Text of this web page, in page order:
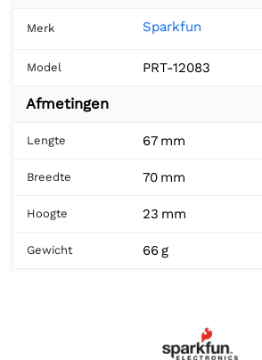
Merk Sparkfun
Model PRT-12083
Afmetingen
Lengte 67 mm
Breedte 70 mm
Hoogte 23 mm
Gewicht 66 g